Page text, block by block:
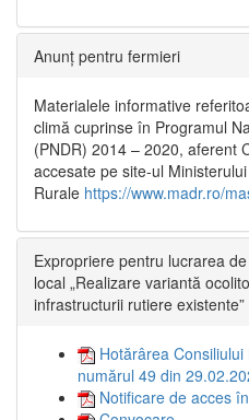
Anunț pentru fermieri
Materialele informative
climă cuprinse în Programul
(PNDR) 2014 – 2020, aferent
accesate pe site-ul
Rurale https://www.madr.ro/
Expropriere pentru lucrarea
local „Realizare variantă
infrastructurii rutiere existente”
Hotărârea
numărul 49 din
Notificare de acces